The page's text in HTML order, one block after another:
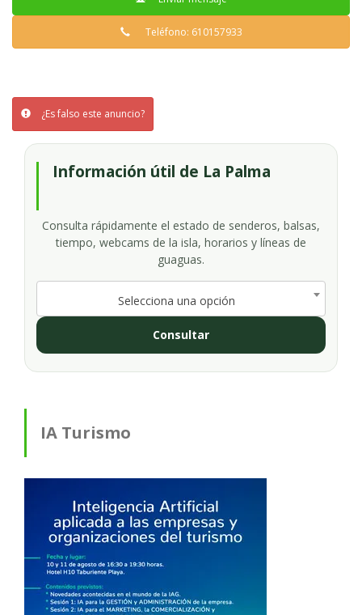
Teléfono: 610157933
¿Es falso este anuncio?
Información útil de La Palma
Consulta rápidamente el estado de senderos, balsas,
tiempo, webcams de la isla, horarios y líneas de
guaguas.
Selecciona una opción
Consultar
IA Turismo